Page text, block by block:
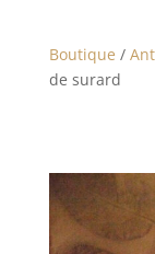
Boutique /
de surard